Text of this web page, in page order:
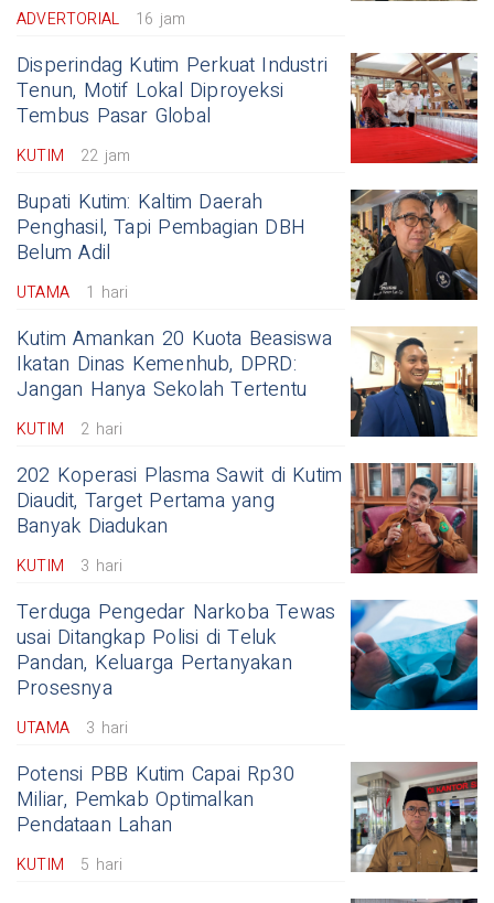
ADVERTORIAL 16 jam
Disperindag Kutim Perkuat Industri
Tenun, Motif Lokal Diproyeksi
Tembus Pasar Global
KUTIM 22 jam
Bupati Kutim: Kaltim Daerah
Penghasil, Tapi Pembagian DBH
Belum Adil
UTAMA 1 hari
Kutim Amankan 20 Kuota Beasiswa
Ikatan Dinas Kemenhub, DPRD:
Jangan Hanya Sekolah Tertentu
KUTIM 2 hari
202 Koperasi Plasma Sawit di Kutim
Diaudit, Target Pertama yang
Banyak Diadukan
KUTIM 3 hari
Terduga Pengedar Narkoba Tewas
usai Ditangkap Polisi di Teluk
Pandan, Keluarga Pertanyakan
Prosesnya
UTAMA 3 hari
Potensi PBB Kutim Capai Rp30
Miliar, Pemkab Optimalkan
Pendataan Lahan
KUTIM 5 hari